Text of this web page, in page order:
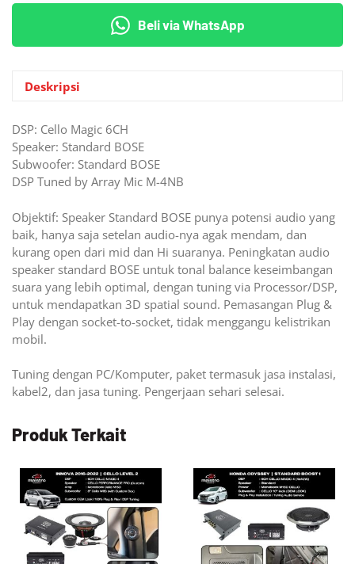
Hyundai
Creta/Stargazer
Beli via WhatsApp
Deskripsi
DSP: Cello Magic 6CH
Speaker: Standard BOSE
Subwoofer: Standard BOSE
DSP Tuned by Array Mic M-4NB
Objektif: Speaker Standard BOSE punya potensi audio yang
baik, hanya saja setelan audio-nya agak mendam, dan
kurang open dari mid dan Hi suaranya. Peningkatan audio
speaker standard BOSE untuk tonal balance keseimbangan
suara yang lebih optimal, dengan tuning via Processor/DSP,
untuk mendapatkan 3D spatial sound. Pemasangan Plug &
Play dengan socket-to-socket, tidak menggangu kelistrikan
mobil.
Tuning dengan PC/Komputer, paket termasuk jasa instalasi,
kabel2, dan jasa tuning. Pengerjaan sehari selesai.
Produk Terkait